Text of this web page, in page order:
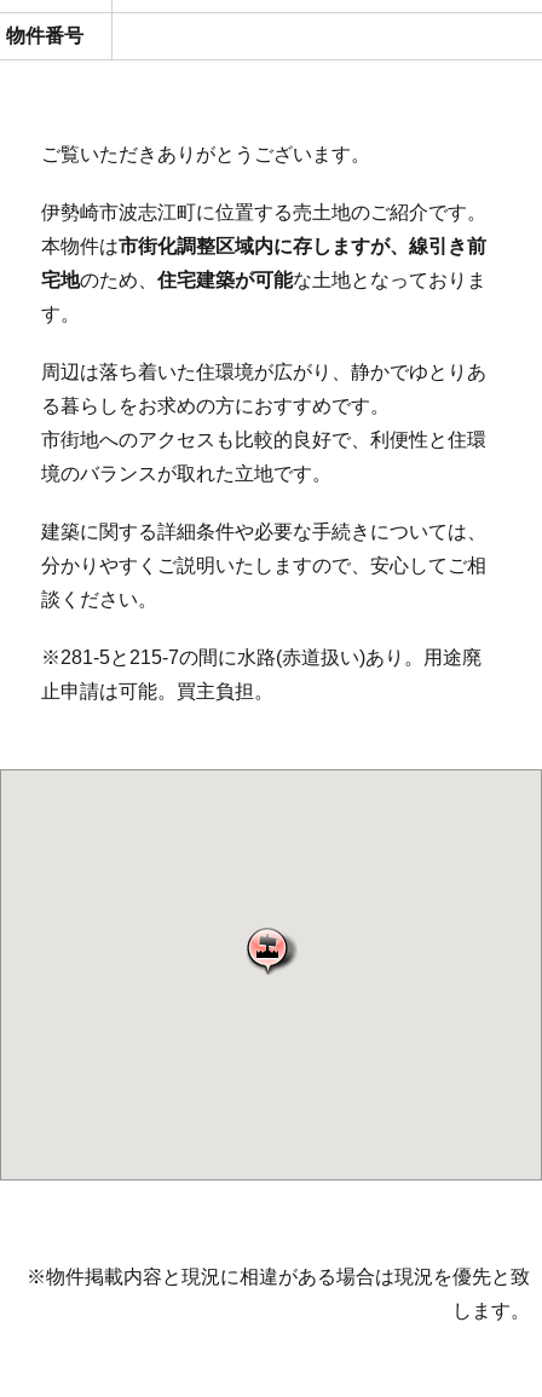
物件番号
ご覧いただきありがとうございます。
伊勢崎市波志江町に位置する売土地のご紹介です。
本物件は市街化調整区域内に存しますが、線引き前
宅地のため、住宅建築が可能な土地となっておりま
す。
周辺は落ち着いた住環境が広がり、静かでゆとりあ
る暮らしをお求めの方におすすめです。
市街地へのアクセスも比較的良好で、利便性と住環
境のバランスが取れた立地です。
建築に関する詳細条件や必要な手続きについては、
分かりやすくご説明いたしますので、安心してご相
談ください。
※281-5と215-7の間に水路(赤道扱い)あり。用途廃
止申請は可能。買主負担。
※物件掲載内容と現況に相違がある場合は現況を優先と致
します。